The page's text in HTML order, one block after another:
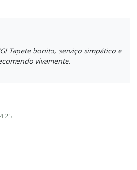
Tapete bonito, serviço simpático e
vivamente.